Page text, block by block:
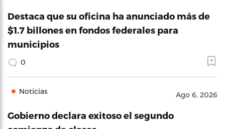
Destaca que su oficina ha anunciado más de
$1.7 billones en fondos federales para
municipios
0
Noticias Ago 6, 2026
Gobierno declara exitoso el segundo